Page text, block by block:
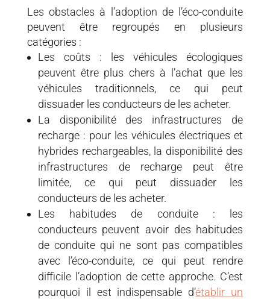
Les obstacles à l’adoption de l’éco-conduite
peuvent être regroupés en plusieurs
catégories :
Les coûts : les véhicules écologiques
peuvent être plus chers à l’achat que les
véhicules traditionnels, ce qui peut
dissuader les conducteurs de les acheter.
La disponibilité des infrastructures de
recharge : pour les véhicules électriques et
hybrides rechargeables, la disponibilité des
infrastructures de recharge peut être
limitée, ce qui peut dissuader les
conducteurs de les acheter.
Les habitudes de conduite : les
conducteurs peuvent avoir des habitudes
de conduite qui ne sont pas compatibles
avec l’éco-conduite, ce qui peut rendre
difficile l’adoption de cette approche. C’est
pourquoi il est indispensable d’établir un